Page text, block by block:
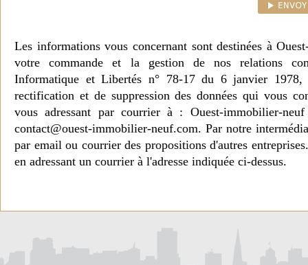
Les informations vous concernant sont destinées à
votre commande et la gestion de nos relations
Informatique et Libertés n° 78-17 du 6 janvier 1978,
rectification et de suppression des données qui vous
vous adressant par courrier à : Ouest-immobilier-
contact@ouest-immobilier-neuf.com. Par notre
par email ou courrier des propositions d'autres
en adressant un courrier à l'adresse indiquée ci-dessus.